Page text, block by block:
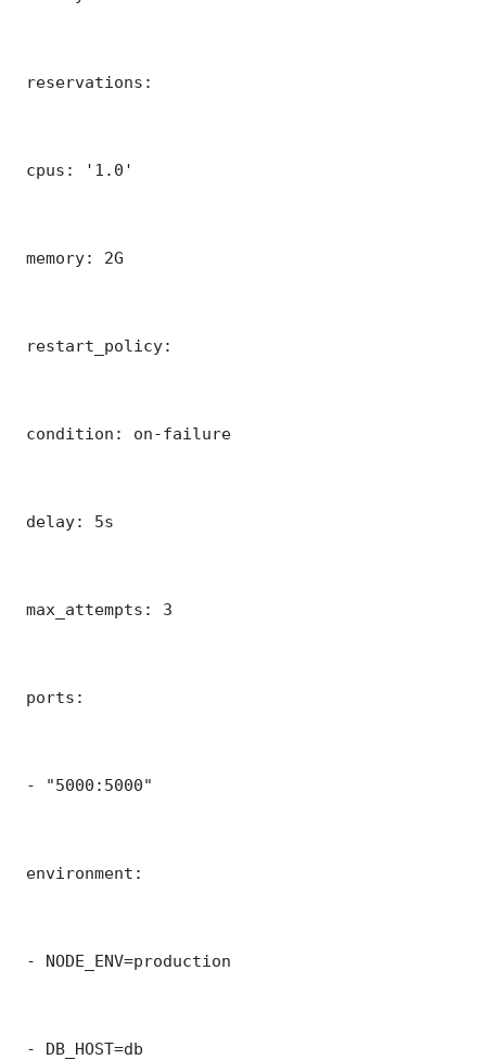
reservations:
cpus: '1.0'
memory: 2G
restart_policy:
condition: on-failure
delay: 5s
max_attempts: 3
ports:
- "5000:5000"
environment:
- NODE_ENV=production
- DB_HOST=db